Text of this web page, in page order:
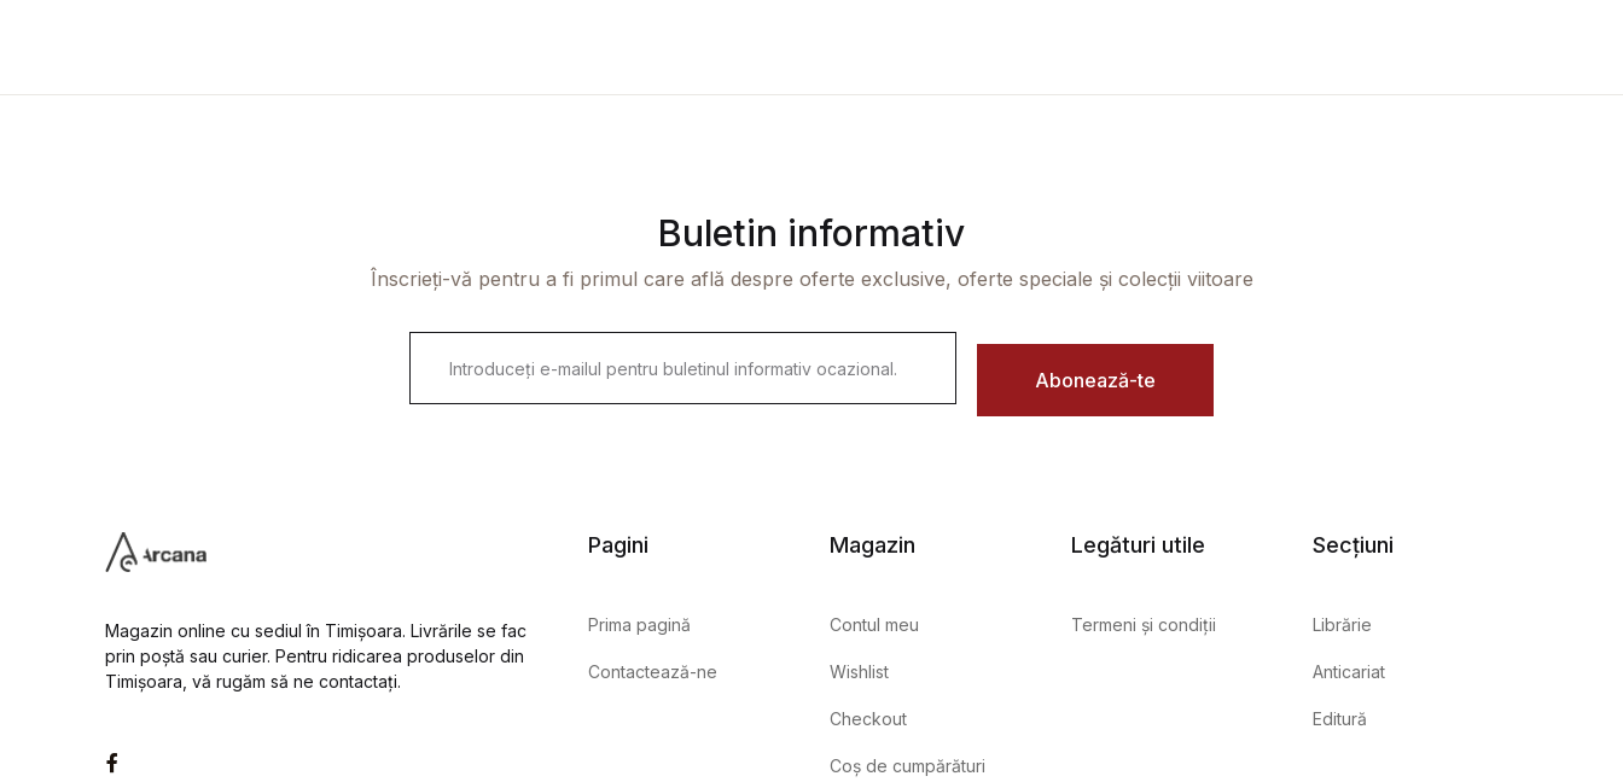
Buletin informativ
Înscrieți-vă pentru a fi primul care află despre oferte exclusive, oferte speciale și colecții viitoare
i
Abonează-te
Magazin online cu sediul în Timișoara. Livrările se fac
prin poștă sau curier. Pentru ridicarea produselor din
Timișoara, vă rugăm să ne contactați.
Pagini
Prima pagină
Contactează-ne
Magazin
Contul meu
Wishlist
Checkout
Coș de cumpărături
Legături utile
Termeni și condiții
Secțiuni
Librărie
Anticariat
Editură